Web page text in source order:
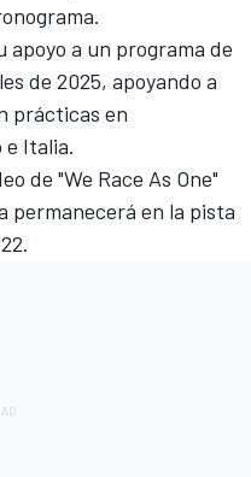
apoyo a un programa de
de 2025, apoyando a
prácticas en
e Italia.
de "We Race As One"
permanecerá en la pista